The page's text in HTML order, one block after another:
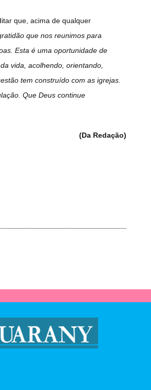
que, acima de qualquer
que nos reunimos para
Esta é uma oportunidade de
vida, acolhendo, orientando,
tem construído com as igrejas.
Que Deus continue
(Da Redação)